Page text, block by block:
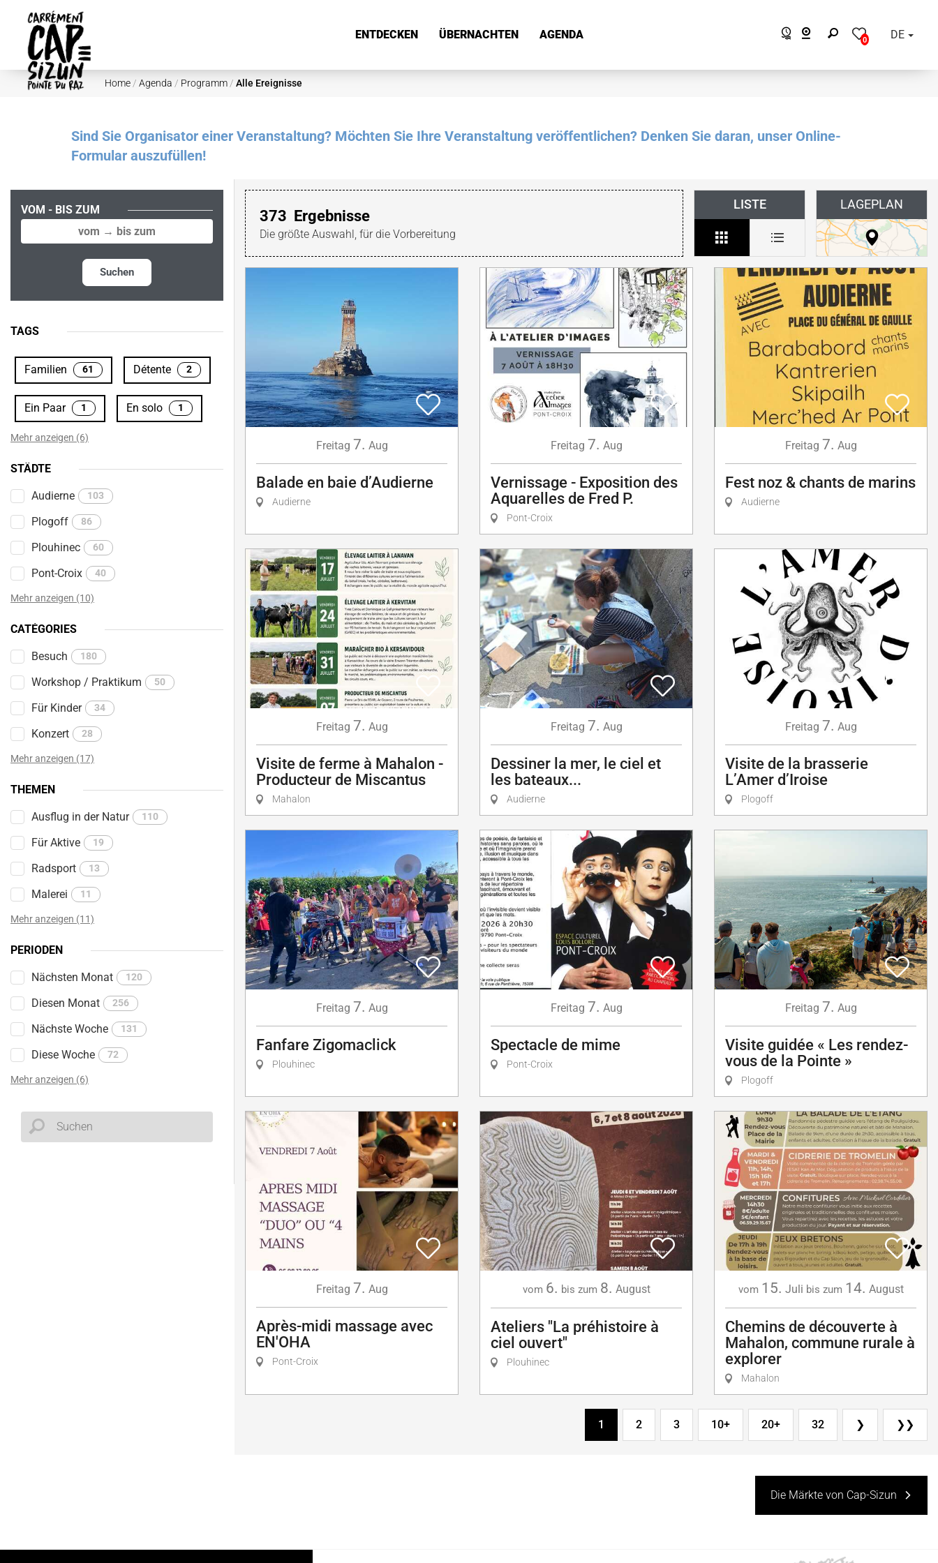
Skip to main content
0 DE
ENTDECKEN ÜBERNACHTEN AGENDA
Home / Agenda / Programm / Alle Ereignisse
Sind Sie Organisator einer Veranstaltung? Möchten Sie Ihre Veranstaltung veröffentlichen? Denken Sie daran, unser Online-
Formular auszufüllen!
VOM - BIS ZUM
Suchen
TAGS
Familien 61 Détente 2
Ein Paar 1 En solo 1
Mehr anzeigen (6)
STÄDTE
Audierne 103
Plogoff 86
Plouhinec 60
Pont-Croix 40
Mehr anzeigen (10)
CATÉGORIES
Besuch 180
Workshop / Praktikum 50
Für Kinder 34
Konzert 28
Mehr anzeigen (17)
THEMEN
Ausflug in der Natur 110
Für Aktive 19
Radsport 13
Malerei 11
Mehr anzeigen (11)
PERIODEN
Nächsten Monat 120
Diesen Monat 256
Nächste Woche 131
Diese Woche 72
Mehr anzeigen (6)
373 Ergebnisse
Die größte Auswahl, für die Vorbereitung
LISTE LAGEPLAN
Freitag 7. Aug
Balade en baie d’Audierne
Audierne
Freitag 7. Aug
Vernissage - Exposition des
Aquarelles de Fred P.
Pont-Croix
Freitag 7. Aug
Fest noz & chants de marins
Audierne
Freitag 7. Aug
Visite de ferme à Mahalon -
Producteur de Miscantus
Mahalon
Freitag 7. Aug
Dessiner la mer, le ciel et
les bateaux...
Audierne
Freitag 7. Aug
Visite de la brasserie
L’Amer d’Iroise
Plogoff
Freitag 7. Aug
Fanfare Zigomaclick
Plouhinec
Freitag 7. Aug
Spectacle de mime
Pont-Croix
Freitag 7. Aug
Visite guidée « Les rendez-
vous de la Pointe »
Plogoff
Freitag 7. Aug
Après-midi massage avec
EN'OHA
Pont-Croix
vom 6. bis zum 8. August
Ateliers "La préhistoire à
ciel ouvert"
Plouhinec
vom 15. Juli bis zum 14. August
Chemins de découverte à
Mahalon, commune rurale à
explorer
Mahalon
1 2 3 10+ 20+ 32 ❯ ❯❯
Die Märkte von Cap-Sizun